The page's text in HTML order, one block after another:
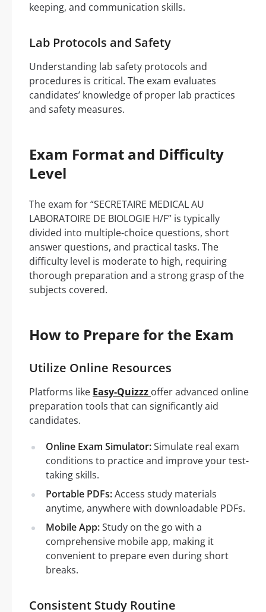
keeping, and communication skills.
Lab Protocols and Safety
Understanding lab safety protocols and
procedures is critical. The exam evaluates
candidates’ knowledge of proper lab practices
and safety measures.
Exam Format and Difficulty
Level
The exam for “SECRETAIRE MEDICAL AU
LABORATOIRE DE BIOLOGIE H/F” is typically
divided into multiple-choice questions, short
answer questions, and practical tasks. The
difficulty level is moderate to high, requiring
thorough preparation and a strong grasp of the
subjects covered.
How to Prepare for the Exam
Utilize Online Resources
Platforms like Easy-Quizzz offer advanced online
preparation tools that can significantly aid
candidates.
Online Exam Simulator:Simulate real exam
conditions to practice and improve your test-
taking skills.
Portable PDFs:Access study materials
anytime, anywhere with downloadable PDFs.
Mobile App:Study on the go with a
comprehensive mobile app, making it
convenient to prepare even during short
breaks.
Consistent Study Routine